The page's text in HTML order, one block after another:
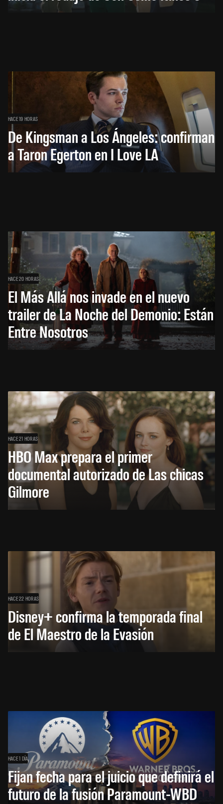
HACE 19 HORAS
De Kingsman a Los Ángeles: confirman
a Taron Egerton en I Love LA
HACE 20 HORAS
El Más Allá nos invade en el nuevo
trailer de La Noche del Demonio: Están
Entre Nosotros
HACE 21 HORAS
HBO Max prepara el primer
documental autorizado de Las chicas
Gilmore
HACE 22 HORAS
Disney+ confirma la temporada final
de El Maestro de la Evasión
HACE 1 DÍA
Fijan fecha para el juicio que definirá el
futuro de la fusión Paramount-WBD